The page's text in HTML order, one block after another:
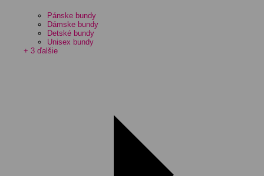
Pánske bundy
Dámske bundy
Detské bundy
Unisex bundy
+ 3 ďalšie